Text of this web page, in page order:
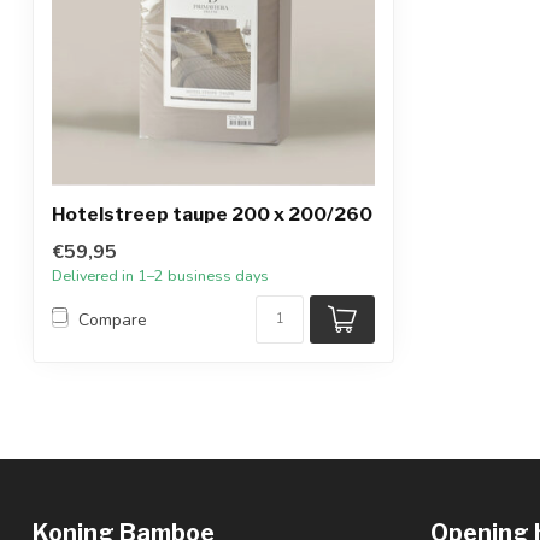
Hotelstreep taupe 200 x 200/260
€59,95
Delivered in 1–2 business days
Compare
Koning Bamboe Opening